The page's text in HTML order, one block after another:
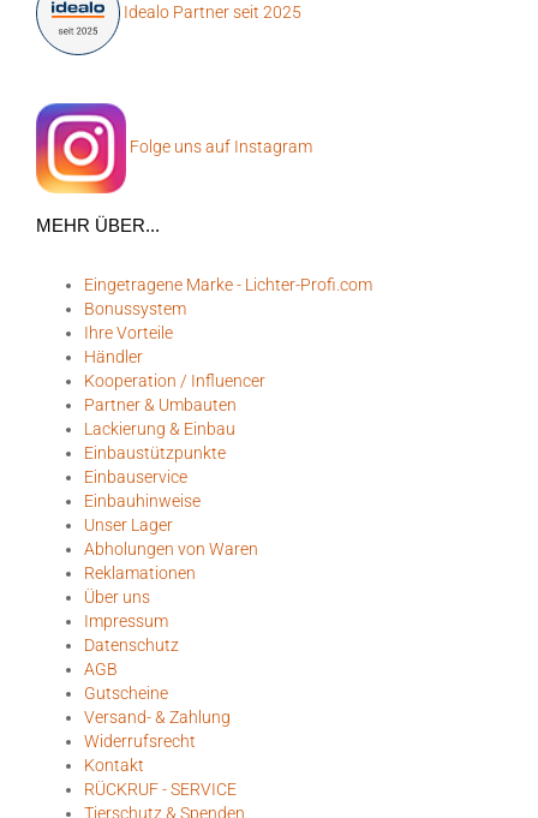
Idealo Partner seit 2025
Folge uns auf Instagram
MEHR ÜBER...
Eingetragene Marke - Lichter-Profi.com
Bonussystem
Ihre Vorteile
Händler
Kooperation / Influencer
Partner & Umbauten
Lackierung & Einbau
Einbaustützpunkte
Einbauservice
Einbauhinweise
Unser Lager
Abholungen von Waren
Reklamationen
Über uns
Impressum
Datenschutz
AGB
Gutscheine
Versand- & Zahlung
Widerrufsrecht
Kontakt
RÜCKRUF - SERVICE
Tierschutz & Spenden